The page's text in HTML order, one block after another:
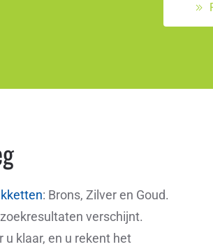
: Brons, Zilver en Goud.
verschijnt.
klaar, en u rekent het